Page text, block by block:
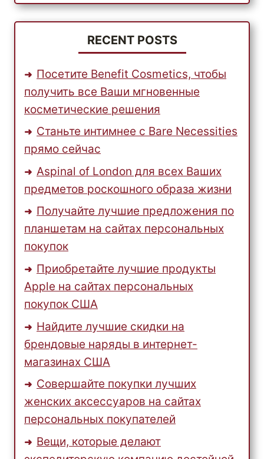
RECENT POSTS
Посетите Benefit Cosmetics, чтобы
получить все Ваши мгновенные
косметические решения
Станьте интимнее с Bare Necessities
прямо сейчас
Aspinal of London для всех Ваших
предметов роскошного образа жизни
Получайте лучшие предложения по
планшетам на сайтах персональных
покупок
Приобретайте лучшие продукты
Apple на сайтах персональных
покупок США
Найдите лучшие скидки на
брендовые наряды в интернет-
магазинах США
Совершайте покупки лучших
женских аксессуаров на сайтах
персональных покупателей
Вещи, которые делают